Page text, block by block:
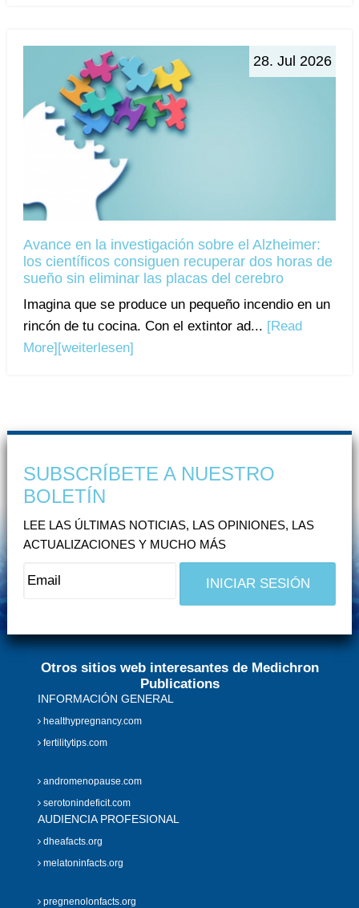
28. Jul 2026
Avance en la investigación sobre el Alzheimer:
los científicos consiguen recuperar dos horas de
sueño sin eliminar las placas del cerebro
Imagina que se produce un pequeño incendio en un
rincón de tu cocina. Con el extintor ad... [Read
More][weiterlesen]
SUBSCRÍBETE A NUESTRO
BOLETÍN
LEE LAS ÚLTIMAS NOTICIAS, LAS OPINIONES, LAS
ACTUALIZACIONES Y MUCHO MÁS
Otros sitios web interesantes de Medichron
Publications
INFORMACIÓN GENERAL
healthypregnancy.com
fertilitytips.com
andromenopause.com
serotonindeficit.com
AUDIENCIA PROFESIONAL
dheafacts.org
melatoninfacts.org
pregnenolonfacts.org